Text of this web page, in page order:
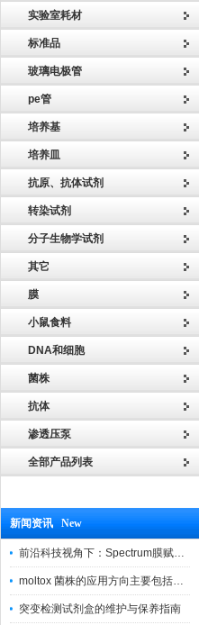
实验室耗材
标准品
玻璃电极管
pe管
培养基
培养皿
抗原、抗体试剂
转染试剂
分子生物学试剂
其它
膜
小鼠食料
DNA和细胞
菌株
抗体
渗透压泵
全部产品列表
新闻资讯 New
前沿科技视角下：Spectrum膜赋能精密制造
moltox 菌株的应用方向主要包括以下几个方面
突变检测试剂盒的维护与保养指南